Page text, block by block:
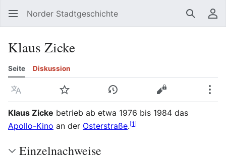
Norder Stadtgeschichte Suchen
Klaus Zicke
Seite Diskussion
Sprache Beobachten Versionsgeschichte
Quelltext
Klaus Zicke betrieb ab etwa 1976 bis 1984 das
Apollo-Kino an der Osterstraße.[1]
Einzelnachweise